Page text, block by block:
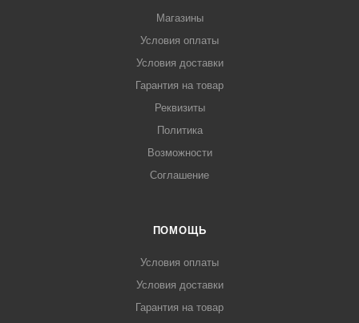
Магазины
Условия оплаты
Условия доставки
Гарантия на товар
Реквизиты
Политика
Возможности
Соглашение
ПОМОЩЬ
Условия оплаты
Условия доставки
Гарантия на товар